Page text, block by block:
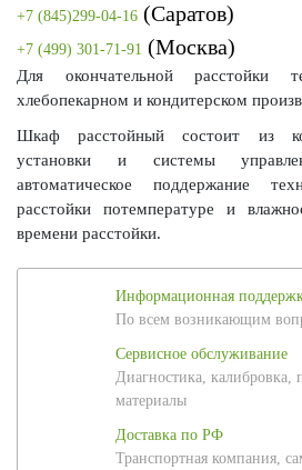
+7 (845)299-04-16 (Саратов)
+7 (499) 301-71-91 (Москва)
Для окончательной расстойки
хлебопекарном и кондитерском
Шкаф расстойный состоит из
установки и системы
автоматическое поддержание
расстойки потемпературе и
времени расстойки.
Информационная
По всем возникающим
Сервисное обслуживание
Диагностика, калибровка,
материалы
Доставка по РФ
Транспортная компания,